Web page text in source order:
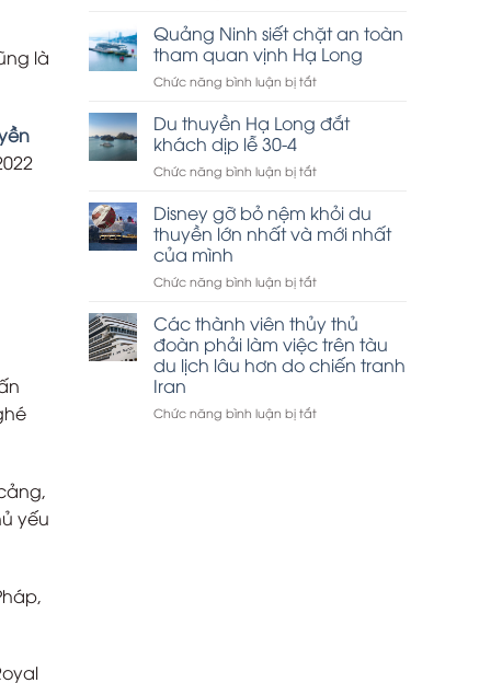
là
yếu
đã
đến
Celebration
Key
Carnival
Quảng Ninh siết chặt an toàn
tham quan vịnh Hạ Long
Chức năng bình luận bị tắtở
Ninh
siết
an
tham
quan
vịnh
Long
Du thuyền Hạ Long đắt
khách dịp lễ 30-4
Chức năng bình luận bị tắtở
thuyền
Hạ
Long
khách
lễ
30-
4
Disney gỡ bỏ nệm khỏi du
thuyền lớn nhất và mới nhất
của mình
Chức năng bình luận bị tắtở
bỏ
nệm
khỏi
thuyền
Các thành viên thủy thủ
đoàn phải làm việc trên tàu
du lịch lâu hơn do chiến tranh
Iran
Chức năng bình luận bị tắtở